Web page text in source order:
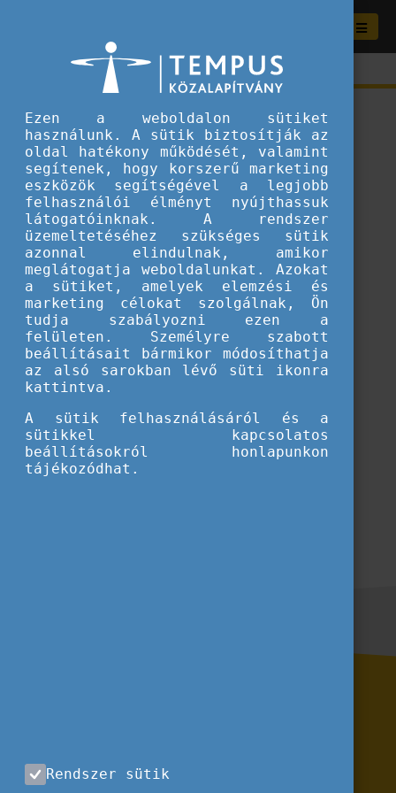
ERROR 404
A keresett tartalom sajnos nem található.
Ezen a weboldalon sütiket
használunk. A sütik biztosítják az
oldal hatékony működését, valamint
segítenek, hogy korszerű marketing
eszközök segítségével a legjobb
felhasználói élményt nyújthassuk
látogatóinknak. A rendszer
üzemeltetéséhez szükséges sütik
azonnal elindulnak, amikor
meglátogatja weboldalunkat. Azokat
a sütiket, amelyek elemzési és
marketing célokat szolgálnak, Ön
tudja szabályozni ezen a
felületen. Személyre szabott
beállításait bármikor módosíthatja
az alsó sarokban lévő süti ikonra
kattintva.
A sütik felhasználásáról és a
sütikkel kapcsolatos
beállításokról honlapunkon
tájékozódhat.
Rendszer sütik